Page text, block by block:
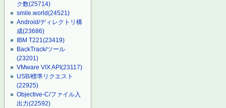
ク数(25714)
smile.world(24521)
Android/ディレクトリ構
成(23686)
IBM T221(23419)
BackTrack/ツール
(23201)
VMware VIX API(23117)
USB/標準リクエスト
(22925)
Objective-C/ファイル入
出力(22592)